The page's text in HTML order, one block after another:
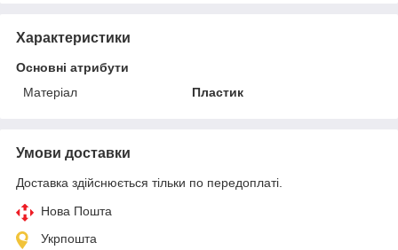
Характеристики
Основні атрибути
Матеріал
Пластик
Умови доставки
Доставка здійснюється тільки по передоплаті.
Нова Пошта
Укрпошта